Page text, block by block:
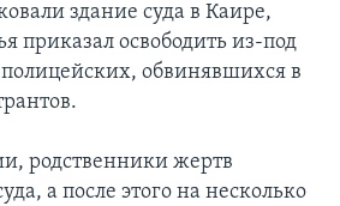
здание суда в Каире,
приказал освободить из-под
обвинявшихся в
родственники жертв
а после этого на несколько